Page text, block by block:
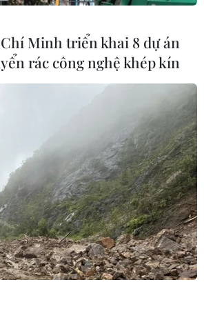
đồng mỗi lượng
khoảng 1% khi
năng đầu tư,
doanh nghiệp
Minh triển khai 8 dự án
rác công nghệ khép kín